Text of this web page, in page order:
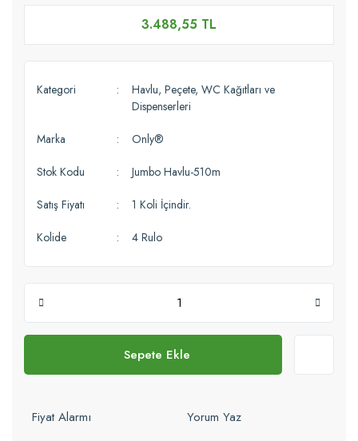
3.488,55 TL
Kategori
Havlu, Peçete, WC Kağıtları ve
Dispenserleri
Marka Only®
Stok Kodu Jumbo Havlu-510m
Satış Fiyatı 1 Koli İçindir.
Kolide 4 Rulo
Sepete Ekle
Fiyat Alarmı
Yorum Yaz